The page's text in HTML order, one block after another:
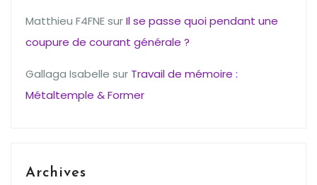
Matthieu F4FNEsurIl se passe quoi pendant une
coupure de courant générale ?
Gallaga Isabelle sur Travail de mémoire :
Métaltemple & Former
Archives